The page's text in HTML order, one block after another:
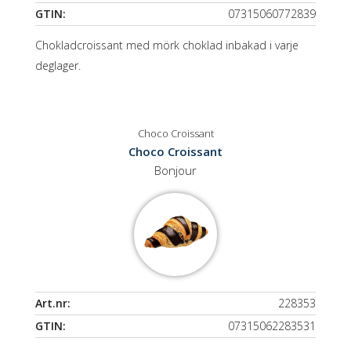
GTIN:
07315060772839
Chokladcroissant med mörk choklad inbakad i varje
deglager.
Choco Croissant
Choco Croissant
Bonjour
Art.nr:
228353
GTIN:
07315062283531